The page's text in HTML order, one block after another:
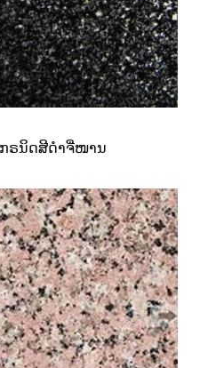
ຣນິດສີດຳຈີ່ໜານ